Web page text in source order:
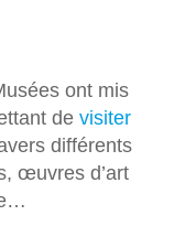
ont mis
de visiter
différents
œuvres d’art